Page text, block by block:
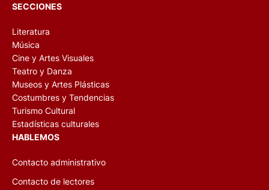
SECCIONES
Literatura
Música
Cine y Artes Visuales
Teatro y Danza
Museos y Artes Plásticas
Costumbres y Tendencias
Turismo Cultural
Estadísticas culturales
HABLEMOS
Contacto administrativo
Contacto de lectores